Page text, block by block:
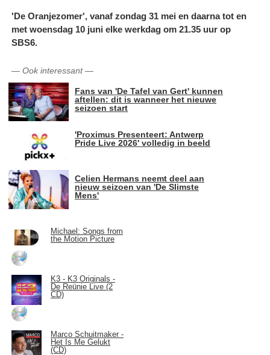
'De Oranjezomer', vanaf zondag 31 mei en daarna tot en
met woensdag 10 juni elke werkdag om 21.35 uur op
SBS6.
— Ook interessant—
Fans van 'De Tafel van Gert' kunnen
aftellen: dit is wanneer het nieuwe
seizoen start
'Proximus Presenteert: Antwerp
Pride Live 2026' volledig in beeld
Celien Hermans neemt deel aan
nieuw seizoen van 'De Slimste
Mens'
Michael: Songs from
the Motion Picture
K3 - K3 Originals -
De Reünie Live (2
CD)
Marco Schuitmaker -
Het Is Me Gelukt
(CD)